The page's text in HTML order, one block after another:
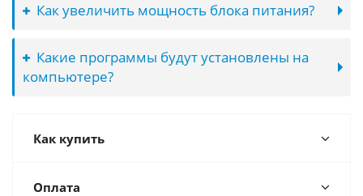
Как увеличить мощность блока питания?
Какие программы будут установлены на
компьютере?
Как купить
Оплата